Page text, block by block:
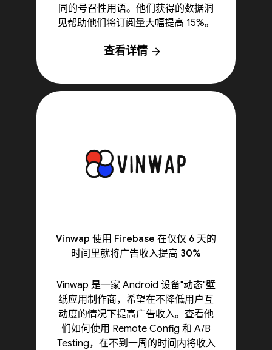
同的号召性用语。他们获得的数据洞
见帮助他们将订阅量大幅提高 15%。
查看详情 arrow_forward
Vinwap 使用 Firebase 在仅仅 6 天的
时间里就将广告收入提高 30%
Vinwap 是一家 Android 设备"动态"壁
纸应用制作商，希望在不降低用户互
动度的情况下提高广告收入。查看他
们如何使用 Remote Config 和 A/B
Testing，在不到一周的时间内将收入